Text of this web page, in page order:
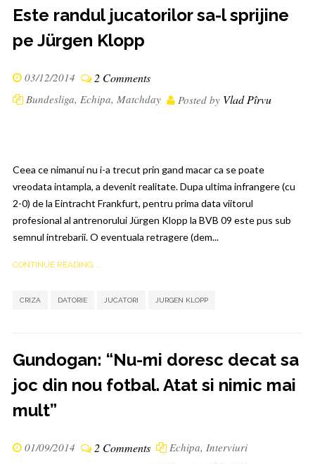
Este randul jucatorilor sa-l sprijine
pe Jürgen Klopp
03/12/2014 2 Comments
Bundesliga, Echipa, Matchday Posted by Vlad Pîrvu
Ceea ce nimanui nu i-a trecut prin gand macar ca se poate
vreodata intampla, a devenit realitate. Dupa ultima infrangere (cu
2-0) de la Eintracht Frankfurt, pentru prima data viitorul
profesional al antrenorului Jürgen Klopp la BVB 09 este pus sub
semnul intrebarii. O eventuala retragere (dem...
CONTINUE READING ...
CRIZA DATORIE JUCATORI JURGEN KLOPP
Gundogan: “Nu-mi doresc decat sa
joc din nou fotbal. Atat si nimic mai
mult”
01/09/2014 2 Comments Echipa, Interviuri